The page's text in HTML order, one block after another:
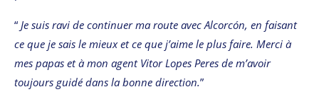
“ Je suis ravi de continuer ma route avec Alcorcón, en faisant
ce que je sais le mieux et ce que j’aime le plus faire. Merci à
mes papas et à mon agent Vitor Lopes Peres de m’avoir
toujours guidé dans la bonne direction.”